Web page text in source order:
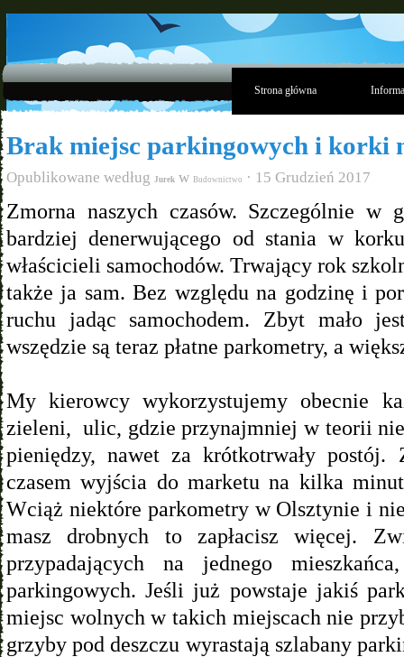
Strona główna
Brak miejsc parkingowych i korki
Opublikowane według Jurek w Budownictwo · 15 Grudzień 2017
Zmorna naszych czasów. Szczególnie
bardziej denerwującego od stania w
właścicieli samochodów. Trwający rok
także ja sam. Bez względu na godzinę i
ruchu jadąc samochodem. Zbyt mało
wszędzie są teraz płatne parkometry, a
My kierowcy wykorzystujemy obecnie
zieleni, ulic, gdzie przynajmniej w teorii
pieniędzy, nawet za krótkotrwały
czasem wyjścia do marketu na kilka
Wciąż niektóre parkometry w Olsztynie i
masz drobnych to zapłacisz więcej.
przypadających na jednego
parkingowych. Jeśli już powstaje jakiś
miejsc wolnych w takich miejscach nie
grzyby pod deszczu wyrastają szlabany